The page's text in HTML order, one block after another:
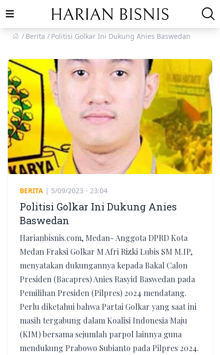
Open main menu
Berita
Politisi Golkar Ini Dukung Anies Baswedan
BERITA | 5/09/2023 - 23:04
Politisi Golkar Ini Dukung Anies
Baswedan
Harianbisnis.com, Medan- Anggota DPRD Kota
Medan Fraksi Golkar M Afri Rizki Lubis SM M.IP,
menyatakan dukungannya kepada Bakal Calon
Presiden (Bacapres) Anies Rasyid Baswedan pada
Pemilihan Presiden (Pilpres) 2024 mendatang.
Perlu diketahui bahwa Partai Golkar yang saat ini
masih tergabung dalam Koalisi Indonesia Maju
(KIM) bersama sejumlah parpol lainnya guna
mendukung Prabowo Subianto pada Pilpres 2024.